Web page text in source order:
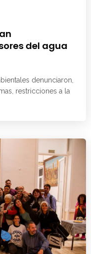
del agua
denunciaron,
restricciones a la